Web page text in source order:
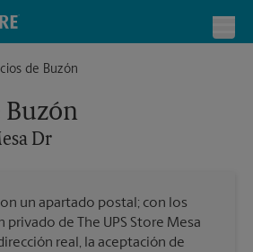
de Buzón
Buzón
Dr
un apartado postal; con los
privado de The UPS Store Mesa
real, la aceptación de